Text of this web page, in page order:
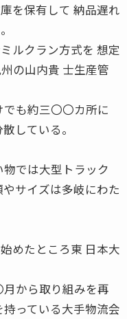
を保有して 納品遅れ
ルクラン方式を 想定
の山内貴 士生産管
も約三〇〇カ所に
している。
では大型トラック
サイズは多岐にわた
めたところ東 日本大
から取り組みを再
っている大手物流会